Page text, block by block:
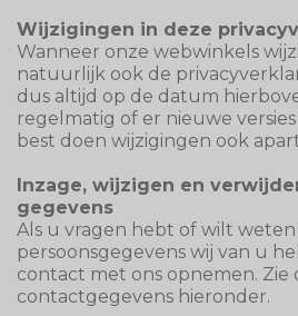
Wijzigingen in deze
Wanneer onze webwinkels
natuurlijk ook de
dus altijd op de datum
regelmatig of er nieuwe
best doen wijzigingen ook
Inzage, wijzigen en
gegevens
Als u vragen hebt of wilt
persoonsgegevens wij van u
contact met ons opnemen. Zie
contactgegevens hieronder.